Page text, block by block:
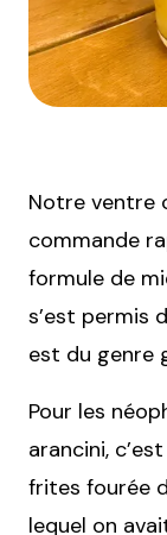
Notre ventre
commande
formule de
s’est permis
est du genre
Pour les
arancini,
frites fourée
lequel on